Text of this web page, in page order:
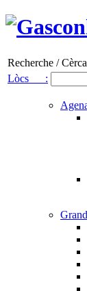
Recherche /
Lòcs :